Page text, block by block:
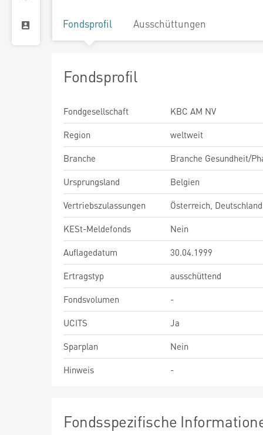
Fondsprofil Ausschüttungen
Fondsprofil
Fondgesellschaft
KBC AM NV
Region
weltweit
Branche
Branche Gesundheit/
Ursprungsland
Belgien
Vertriebszulassungen
Österreich, Deutschland
KESt-Meldefonds
Nein
Auflagedatum
30.04.1999
Ertragstyp
ausschüttend
Fondsvolumen
-
UCITS
Ja
Sparplan
Nein
Hinweis
-
Fondsspezifische